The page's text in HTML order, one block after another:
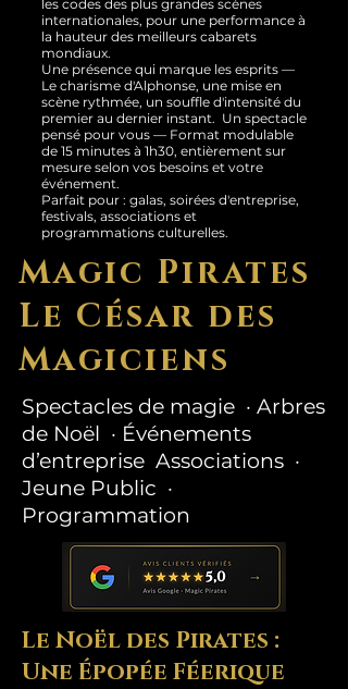
les codes des plus grandes scènes
internationales, pour une performance à
la hauteur des meilleurs cabarets
mondiaux.
Une présence qui marque les esprits —
Le charisme d'Alphonse, une mise en
scène rythmée, un souffle d'intensité du
premier au dernier instant. Un spectacle
pensé pour vous — Format modulable
de 15 minutes à 1h30, entièrement sur
mesure selon vos besoins et votre
événement.
Parfait pour : galas, soirées d'entreprise,
festivals, associations et
programmations culturelles.
Magic Pirates
Le César des
Magiciens
Spectacles de magie · Arbres
de Noël · Événements
d’entreprise Associations ·
Jeune Public ·
Programmation
Le Noël des Pirates :
Une Épopée Féerique